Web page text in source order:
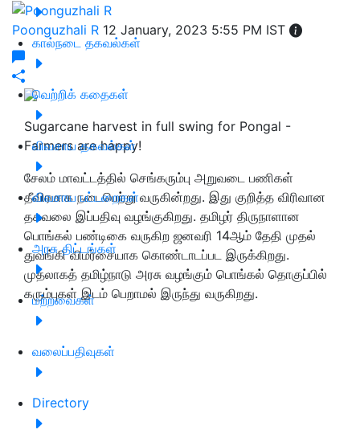
கால்நடை தகவல்கள்
வெற்றிக் கதைகள்
விவசாய தகவல்கள்
விவசாய பட்டறைகள்
அரசு திட்டங்கள்
மற்றவைகள்
வலைப்பதிவுகள்
Directory
Poonguzhali R 12 January, 2023 5:55 PM IST
Sugarcane harvest in full swing for Pongal -
Farmers are happy!
சேலம் மாவட்டத்தில் செங்கரும்பு அறுவடை பணிகள்
தீவிரமாக நடைபெற்று வருகின்றது. இது குறித்த விரிவான
தகவலை இப்பதிவு வழங்குகிறது. தமிழர் திருநாளான
பொங்கல் பண்டிகை வருகிற ஜனவரி 14ஆம் தேதி முதல்
துவங்கி விமர்சையாக கொண்டாடப்பட இருக்கிறது.
முதலாகத் தமிழ்நாடு அரசு வழங்கும் பொங்கல் தொகுப்பில்
கரும்புகள் இடம் பெறாமல் இருந்து வருகிறது.